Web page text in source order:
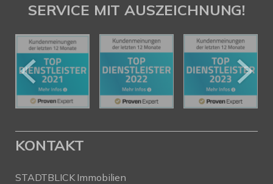
SERVICE MIT AUSZEICHNUNG!
KONTAKT
STADTBLICK Immobilien